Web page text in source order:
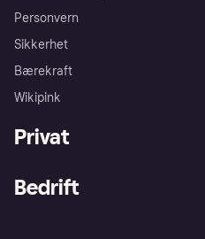
Personvern
Sikkerhet
Bærekraft
Wikipink
Privat
Bedrift